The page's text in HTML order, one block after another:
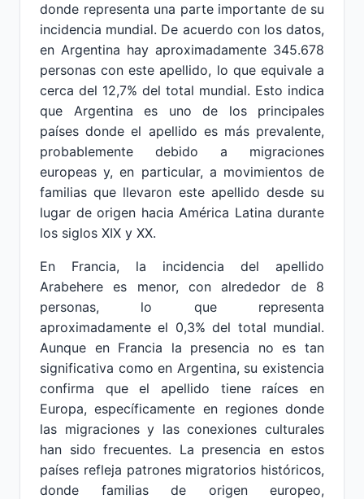
donde representa una parte importante de su
incidencia mundial. De acuerdo con los datos,
en Argentina hay aproximadamente 345.678
personas con este apellido, lo que equivale a
cerca del 12,7% del total mundial. Esto indica
que Argentina es uno de los principales
países donde el apellido es más prevalente,
probablemente debido a migraciones
europeas y, en particular, a movimientos de
familias que llevaron este apellido desde su
lugar de origen hacia América Latina durante
los siglos XIX y XX.
En Francia, la incidencia del apellido
Arabehere es menor, con alrededor de 8
personas, lo que representa
aproximadamente el 0,3% del total mundial.
Aunque en Francia la presencia no es tan
significativa como en Argentina, su existencia
confirma que el apellido tiene raíces en
Europa, específicamente en regiones donde
las migraciones y las conexiones culturales
han sido frecuentes. La presencia en estos
países refleja patrones migratorios históricos,
donde familias de origen europeo,